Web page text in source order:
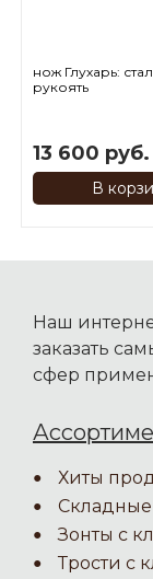
нож Глухарь:
рукоять
13 600 руб.
В
Наш
заказать
сфер
Хиты
Зонты с
Трости с